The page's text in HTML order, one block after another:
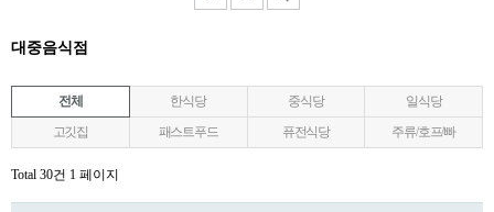
대중음식점
전체 한식당 중식당
일식당
고깃집
패스트푸드 퓨전식당 주류/호프/빠
Total 30건 1 페이지